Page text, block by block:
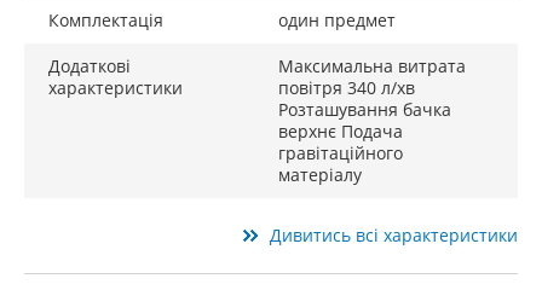
Комплектація
один предмет
Додаткові
характеристики
Максимальна витрата
повітря 340 л/хв
Розташування бачка
верхнє Подача
гравітаційного
матеріалу
Дивитись всі характеристики